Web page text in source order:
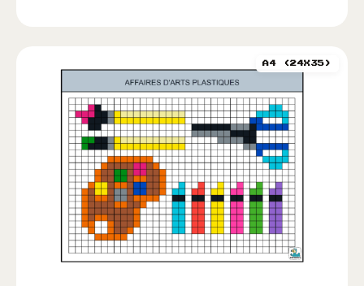
A4 (24X35)